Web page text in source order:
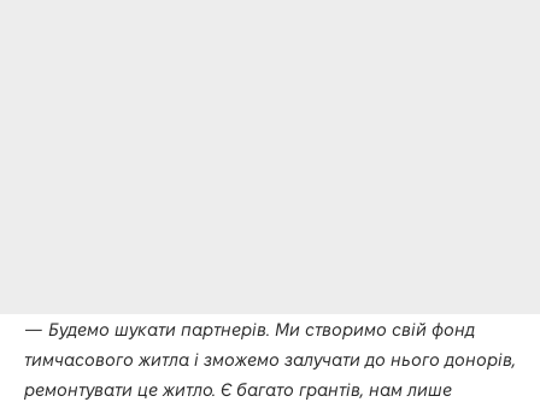
— Будемо шукати партнерів. Ми створимо свій фонд
тимчасового житла і зможемо залучати до нього донорів,
ремонтувати це житло. Є багато грантів, нам лише